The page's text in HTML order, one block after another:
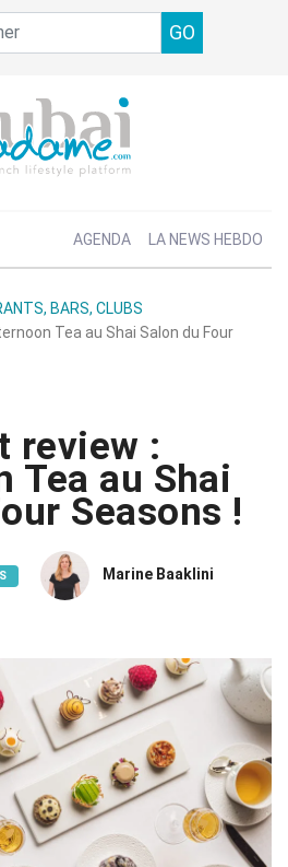
GO
AGENDA LA NEWS HEBDO
BARS, CLUBS
Tea au Shai Salon du Four
review :
Tea au Shai
Seasons !
Marine Baaklini